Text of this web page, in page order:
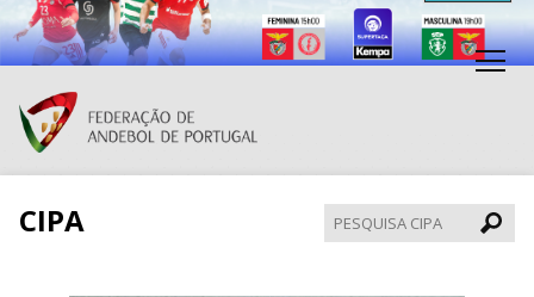
Grátis - Disponivel na Play Store
CIPA
CIPA